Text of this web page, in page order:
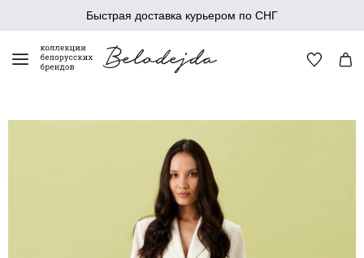
Быстрая доставка курьером по СНГ